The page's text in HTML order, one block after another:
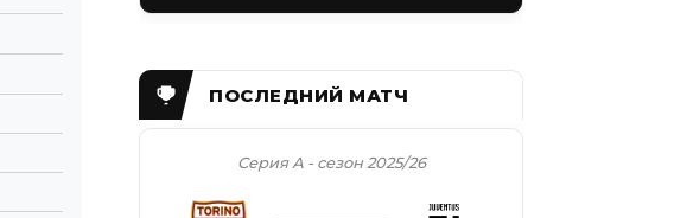
Серия А - сезон 2025/26